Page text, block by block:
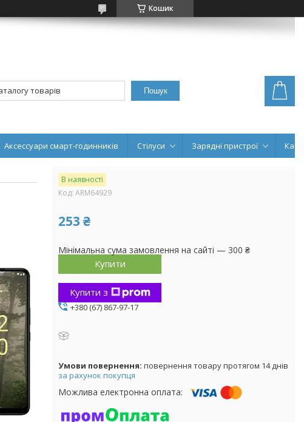
Кошик
Пошук
Аксессуари смарт-годинників Стілуси Зарядні пристрої
В наявності
Код: ARM64929
253 ₴
Мінімальна сума замовлення на сайті — 300 ₴
Купити
Купити з
+380 (67) 867-97-17
повернення товару протягом 14 днів
за рахунок покупця